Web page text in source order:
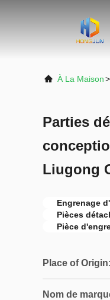
À La Maison>
Parties
Liugong
Engrenage
Pièces
Pièce
Place of Origin:
Nom de